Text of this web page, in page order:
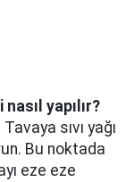
yapılır?
Tavaya sıvı yağı
Bu noktada
eze eze